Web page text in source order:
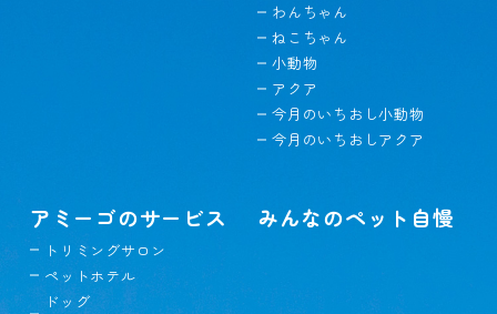
わんちゃん
ねこちゃん
小動物
アクア
今月のいちおし小動物
今月のいちおしアクア
アミーゴのサービス
トリミングサロン
ペットホテル
ドッグ
みんなのペット自慢